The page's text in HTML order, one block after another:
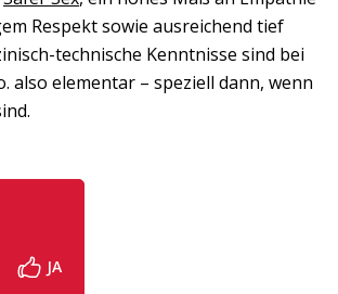
Respekt sowie ausreichend tief
technische Kenntnisse sind bei
also elementar – speziell dann, wenn
JA